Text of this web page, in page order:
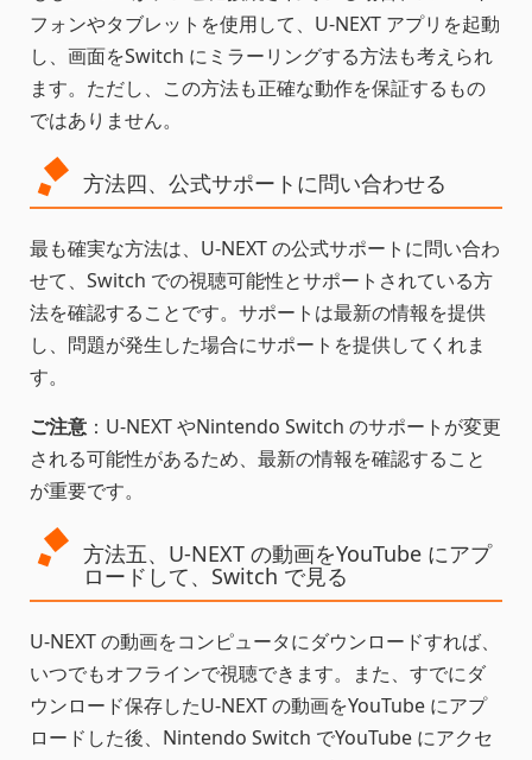
フォンやタブレットを使用して、U-NEXT アプリを起動
し、画面をSwitch にミラーリングする方法も考えられ
ます。ただし、この方法も正確な動作を保証するもの
ではありません。
方法四、公式サポートに問い合わせる
最も確実な方法は、U-NEXT の公式サポートに問い合わ
せて、Switch での視聴可能性とサポートされている方
法を確認することです。サポートは最新の情報を提供
し、問題が発生した場合にサポートを提供してくれま
す。
ご注意 ：U-NEXT やNintendo Switch のサポートが変更
される可能性があるため、最新の情報を確認すること
が重要です。
方法五、U-NEXT の動画をYouTube にアプ
ロードして、Switch で見る
U-NEXT の動画をコンピュータにダウンロードすれば、
いつでもオフラインで視聴できます。また、すでにダ
ウンロード保存したU-NEXT の動画をYouTube にアプ
ロードした後、Nintendo Switch でYouTube にアクセ